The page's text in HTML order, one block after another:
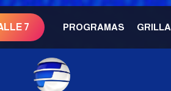
7 PROGRAMAS GRILLA